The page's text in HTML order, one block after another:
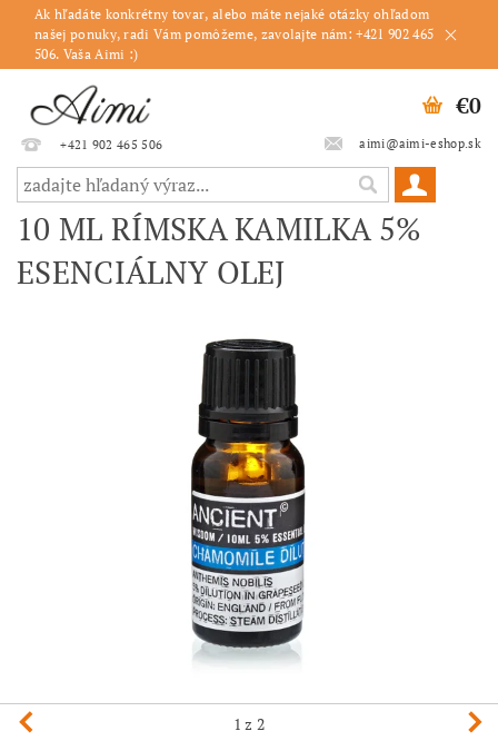
Ak hľadáte konkrétny tovar, alebo máte nejaké otázky ohľadom
našej ponuky, radi Vám pomôžeme, zavolajte nám: +421 902 465
506. Vaša Aimi :)
+421 902 465 506 aimi@aimi-eshop.sk
€0
10 ML RÍMSKA KAMILKA 5%
ESENCIÁLNY OLEJ
1 z 2